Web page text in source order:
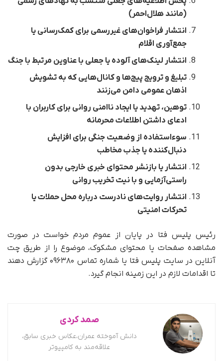
(مانند هلال‌احمر)
انتشار فراخوان‌های غیررسمی برای کمک‌رسانی یا
جمع‌آوری اقلام
انتشار لینک‌های آلوده یا جعلی با عناوین مرتبط با جنگ
تبلیغ و ترویج پیج‌ها و کانال‌هایی که به تشویش
اذهان عمومی دامن می‌زنند
توهین، تهدید یا ایجاد ناامنی روانی برای کاربران با
ادعای داشتن اطلاعات محرمانه
سوءاستفاده از وضعیت جنگی برای افزایش
دنبال‌کننده یا جذب مخاطب
انتشار یا بازنشر محتوای خبری خارجی بدون
راستی‌آزمایی و با نیت تخریب روانی
انتشار روایت‌های نادرست درباره محل حملات یا
تحرکات امنیتی
رئیس پلیس فتا در پایان از عموم مردم خواست در صورت
مشاهده صفحات یا محتوای مشکوک، موضوع را از طریق چت
آنلاین در سایت پلیس فتا یا شماره تماس ۰۹۶۳۸۰ گزارش دهند
تا اقدامات لازم در این زمینه انجام گیرد.
صمد کردی
دانش آموخته عمران،عکاس خبری سابق،
علاقه‌مند به کامپیوتر